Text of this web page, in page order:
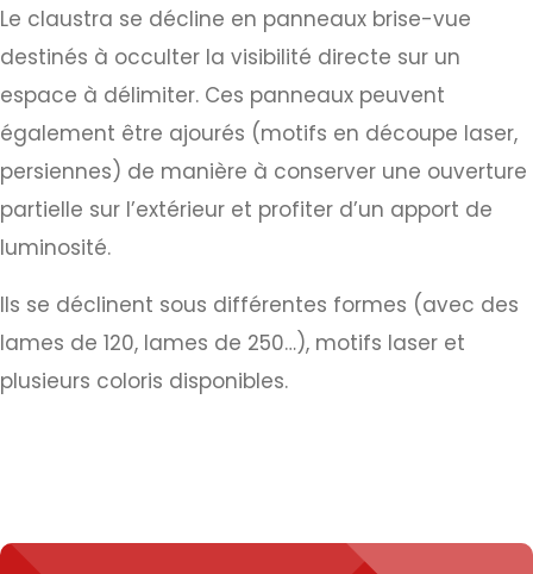
Le claustra se décline en panneaux brise-vue
destinés à occulter la visibilité directe sur un
espace à délimiter. Ces panneaux peuvent
également être ajourés (motifs en découpe laser,
persiennes) de manière à conserver une ouverture
partielle sur l’extérieur et profiter d’un apport de
luminosité.
Ils se déclinent sous différentes formes (avec des
lames de 120, lames de 250…), motifs laser et
plusieurs coloris disponibles.